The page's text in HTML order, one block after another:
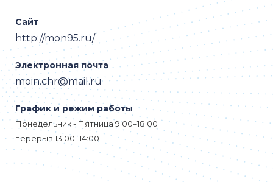
Сайт
http://mon95.ru/
Электронная почта
moin.chr@mail.ru
График и режим работы
Понедельник - Пятница 9:00–18:00
перерыв 13:00–14:00